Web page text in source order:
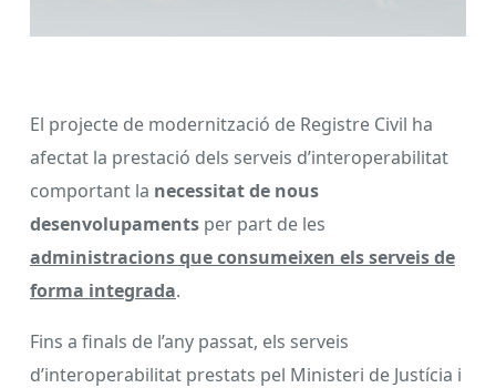
El projecte de modernització de Registre Civil ha
afectat la prestació dels serveis d’interoperabilitat
comportant la necessitat de nous
desenvolupaments per part de les
administracions que consumeixen els serveis de
forma integrada.
Fins a finals de l’any passat, els serveis
d’interoperabilitat prestats pel Ministeri de Justícia i